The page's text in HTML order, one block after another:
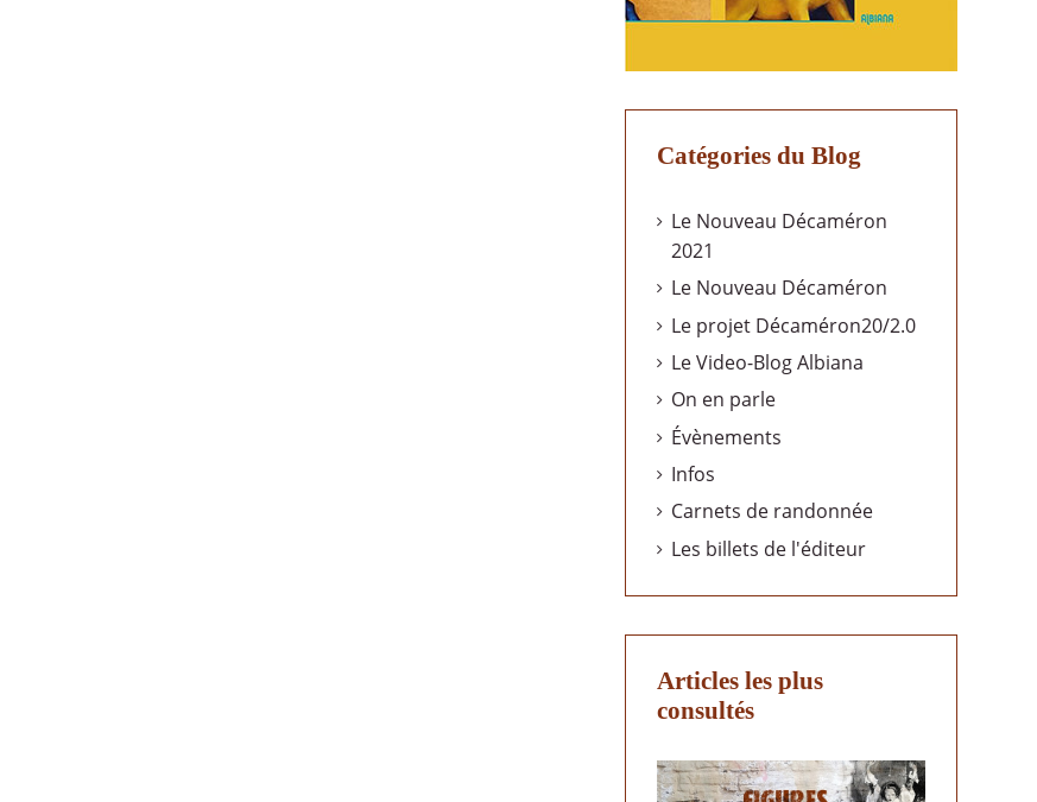
Catégories du Blog
Le Nouveau Décaméron
2021
Le Nouveau Décaméron
Le projet Décaméron20/2.0
Le Video-Blog Albiana
On en parle
Évènements
Infos
Carnets de randonnée
Les billets de l'éditeur
Articles les plus
consultés